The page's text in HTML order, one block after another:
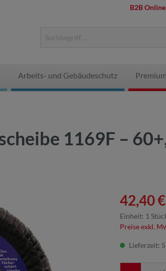
B2B
Arbeits- und Gebäudeschutz
1169F –
42,40
Einheit: 1
Preise exkl.
Lieferzeit: